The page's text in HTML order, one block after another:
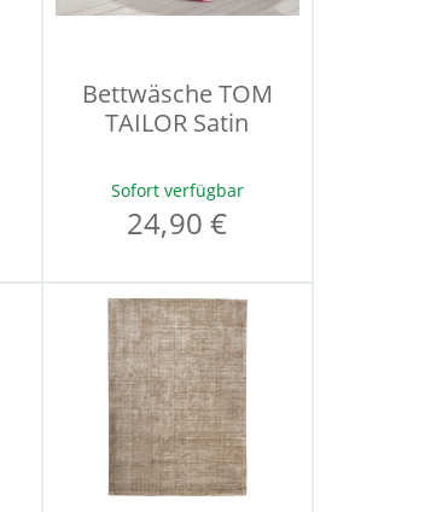
Bettwäsche TOM
TAILOR Satin
Sofort verfügbar
24,90 €